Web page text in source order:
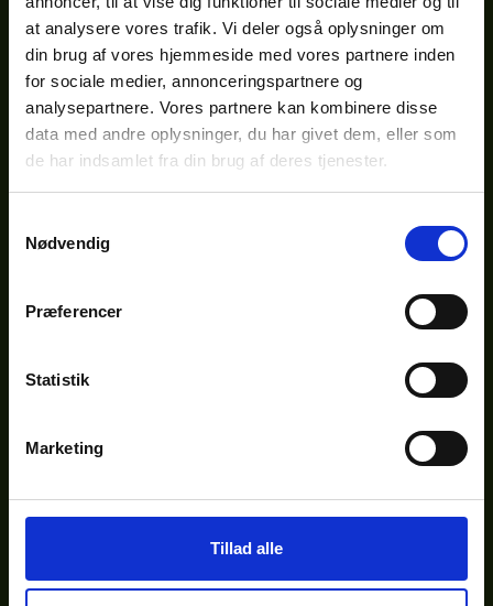
at analysere vores trafik. Vi deler også oplysninger om
din brug af vores hjemmeside med vores partnere inden
for sociale medier, annonceringspartnere og
analysepartnere. Vores partnere kan kombinere disse
data med andre oplysninger, du har givet dem, eller som
de har indsamlet fra din brug af deres tjenester.
Nødvendig
Præferencer
Statistik
Marketing
Tillad alle
Poda Omheiningen is kwaliteit gegarandeerd -
met tot 25 jaar garantie.
Lees meer over onze garantievoorwaarden
OMHEININGEN VOOR DIEREN
ERFAFSCHEIDING
GELUIDSWERENDE SCHUTTING
ANDERE PRODUCTEN
UW OMHEININGEN
CATALOGUS